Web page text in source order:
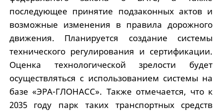
последующее принятие подзаконных актов и
возможные изменения в правила дорожного
движения. Планируется создание системы
технического регулирования и сертификации.
Оценка технологической зрелости будет
осуществляться с использованием системы на
базе «ЭРА-ГЛОНАСС». Также отмечается, что к
2035 году парк таких транспортных средств